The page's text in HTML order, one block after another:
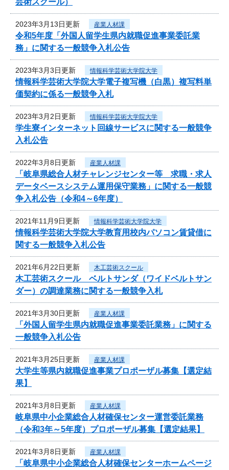
2023年3月13日更新 産業人材課
令和5年度「外国人留学生県内就職促進事業委託業
務」に関する一般競争入札公告
2023年3月3日更新 情報科学芸術大学院大学
情報科学芸術大学院大学電子複写機（白黒）複写料単
価契約に係る一般競争入札
2023年3月2日更新 情報科学芸術大学院大学
学生寮インターネット回線サービスに関する一般競争
入札公告
2022年3月8日更新 産業人材課
「岐阜県総合人材チャレンジセンター等 求職・求人
データベースシステム運用保守業務」に関する一般競
争入札公告（令和4～6年度）
2021年11月9日更新 情報科学芸術大学院大学
情報科学芸術大学院大学教育用校内パソコン賃貸借に
関する一般競争入札公告
2021年6月22日更新 木工芸術スクール
木工芸術スクール ベルトサンダ（ワイドベルトサン
ダー）の調達業務に関する一般競争入札
2021年3月30日更新 産業人材課
「外国人留学生県内就職促進事業委託業務」に関する
一般競争入札公告
2021年3月25日更新 産業人材課
大学生等県内就職促進事業プロポーザル募集【選定結
果】
2021年3月8日更新 産業人材課
岐阜県中小企業総合人材確保センター運営委託業務
（令和3年～5年度）プロポーザル募集【選定結果】
2021年3月8日更新 産業人材課
「岐阜県中小企業総合人材確保センターホームページ